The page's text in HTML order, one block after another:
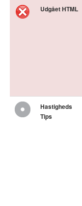
Udgået HTML
Hastigheds
Tips